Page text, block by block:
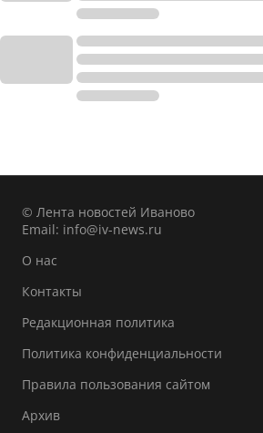
© Лента новостей Иваново
Email: info@iv-news.ru
О нас
Контакты
Редакционная политика
Политика конфиденциальности
Правила пользования сайтом
Архив